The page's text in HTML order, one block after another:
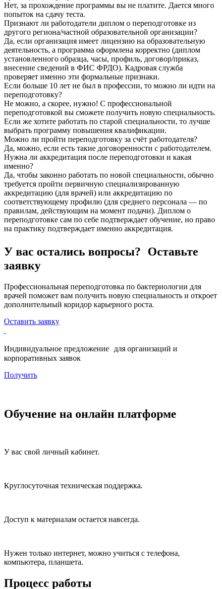
Нет, за прохождение программы вы не платите. Дается много
попыток на сдачу теста.
Признают ли работодатели диплом о переподготовке из
другого региона/частной образовательной организации?
Да, если организация имеет лицензию на образовательную
деятельность, а программа оформлена корректно (диплом
установленного образца, часы, профиль, договор/приказ,
внесение сведений в ФИС ФРДО). Кадровая служба
проверяет именно эти формальные признаки.
Если больше 10 лет не был в профессии, то можно ли идти на
переподготовку?
Не можно, а скорее, нужно! С профессиональной
переподготовкой вы сможете получить новую специальность.
Если же хотите работать по старой специальности, то лучше
выбрать программу повышения квалификации.
Можно ли пройти переподготовку за счёт работодателя?
Да, можно, если есть такие договоренности с работодателем.
Нужна ли аккредитация после переподготовки и какая
именно?
Да, чтобы законно работать по новой специальности, обычно
требуется пройти первичную специализированную
аккредитацию (для врачей) или аккредитацию по
соответствующему профилю (для среднего персонала — по
правилам, действующим на момент подачи). Диплом о
переподготовке сам по себе подтверждает обучение, но право
на практику подтверждает именно аккредитация.
У вас остались вопросы? Оставьте
заявку
Профессиональная переподготовка по бактериологии для
врачей поможет вам получить новую специальность и откроет
дополнительный коридор карьерного роста.
Оставить заявку
Индивидуальное предложение для организаций и
корпоративных заявок
Получить
Обучение на онлайн платформе
У вас свой личный кабинет.
Круглосуточная техническая поддержка.
Доступ к материалам остается навсегда.
Нужен только интернет, можно учиться с телефона,
компьютера, планшета.
Процесс работы